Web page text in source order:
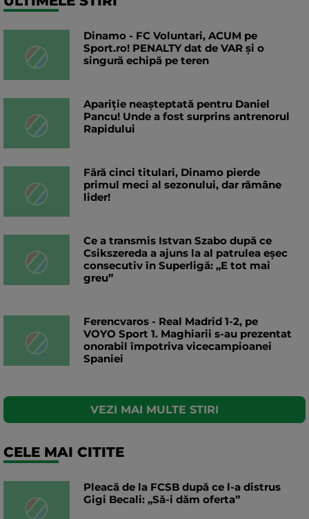
Dinamo - FC Voluntari, ACUM pe
Sport.ro! PENALTY dat de VAR și o
singură echipă pe teren
Apariție neașteptată pentru Daniel
Pancu! Unde a fost surprins antrenorul
Rapidului
Fără cinci titulari, Dinamo pierde
primul meci al sezonului, dar rămâne
lider!
Ce a transmis Istvan Szabo după ce
Csikszereda a ajuns la al patrulea eșec
consecutiv în Superligă: „E tot mai
greu”
Ferencvaros - Real Madrid 1-2, pe
VOYO Sport 1. Maghiarii s-au prezentat
onorabil împotriva vicecampioanei
Spaniei
VEZI MAI MULTE STIRI
CELE MAI CITITE
Pleacă de la FCSB după ce l-a distrus
Gigi Becali: „Să-i dăm oferta”